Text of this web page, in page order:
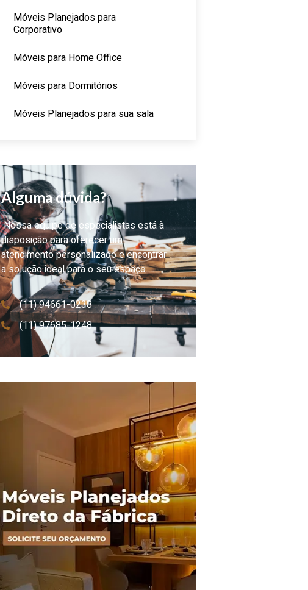
Móveis Planejados para
Corporativo
Móveis para Home Office
Móveis para Dormitórios
Móveis Planejados para sua sala
Alguma dúvida?
Nossa equipe de especialistas está à
disposição para oferecer um
atendimento personalizado e encontrar
a solução ideal para o seu espaço.
(11) 94661-0238
(11) 97685-1248